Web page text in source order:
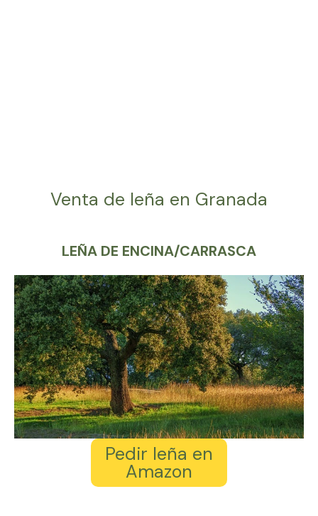
Venta de leña en Granada
LEÑA DE ENCINA/CARRASCA
Pedir leña en
Amazon